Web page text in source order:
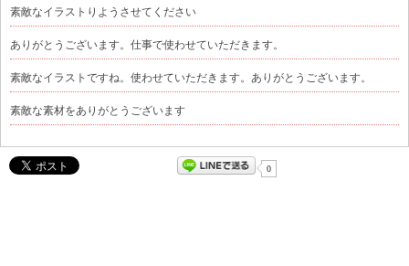
素敵なイラストりようさせてください
ありがとうございます。仕事で使わせていただきます。
素敵なイラストですね。使わせていただきます。ありがとうございます。
素敵な素材をありがとうございます
0